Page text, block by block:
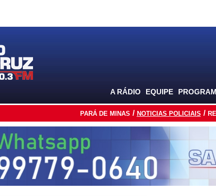
A RÁDIO EQUIPE
PARÁ DE MINAS NOTICIAS POLICIAIS